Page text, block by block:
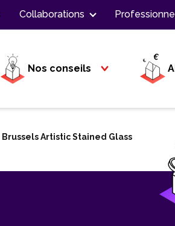
Collaborations
Nos conseils
Brussels Artistic Stained Glass